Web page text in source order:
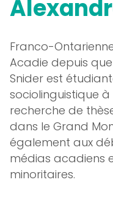
Franco-
Acadie depuis
Snider est
sociolinguistique à
recherche de
dans le Grand
également aux
médias acadiens
minoritaires.